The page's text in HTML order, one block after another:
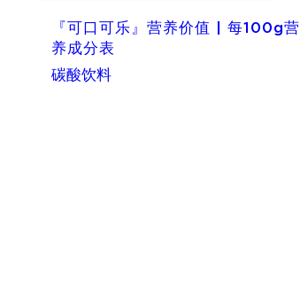
『可口可乐』营养价值 | 每100g营
养成分表
碳酸饮料